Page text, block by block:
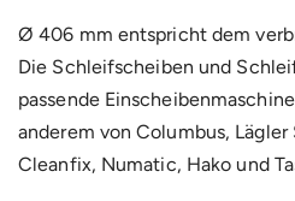
Ø 406 mm entspricht dem
Die Schleifscheiben und
passende
anderem von Columbus, Lägler
Cleanfix, Numatic, Hako und